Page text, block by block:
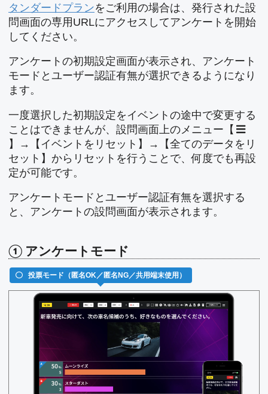
タンダードプランをご利用の場合は、発行された設
問画面の専用URLにアクセスしてアンケートを開始
してください。
アンケートの初期設定画面が表示され、アンケート
モードとユーザー認証有無が選択できるようになり
ます。
一度選択した初期設定をイベントの途中で変更する
ことはできませんが、設問画面上のメニュー【
】→【イベントをリセット】→【全てのデータをリ
セット】からリセットを行うことで、何度でも再設
定が可能です。
アンケートモードとユーザー認証有無を選択する
と、アンケートの設問画面が表示されます。
① アンケートモード
投票モード（匿名OK／匿名NG／共用端末使用）